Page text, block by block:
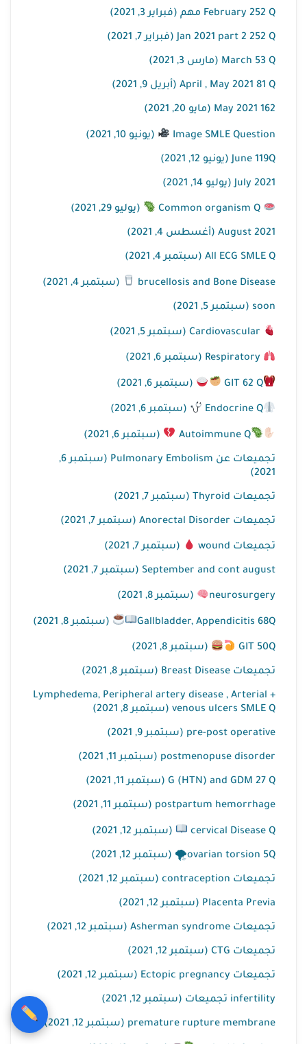
February 252 Q مهم (فبراير 3, 2021)
Jan 2021 part 2 252 Q (فبراير 7, 2021)
March 53 Q (مارس 3, 2021)
April , May 2021 81 Q (أبريل 9, 2021)
May 2021 162 (مايو 20, 2021)
Image SMLE Question (يونيو 10, 2021)
June 119Q (يونيو 12, 2021)
July 2021 (يوليو 14, 2021)
Common organism Q (يوليو 29, 2021)
August 2021 (أغسطس 4, 2021)
All ECG SMLE Q (سبتمبر 4, 2021)
brucellosis and Bone Disease (سبتمبر 4, 2021)
soon (سبتمبر 5, 2021)
GIT 62 Q (سبتمبر 6, 2021)
Endocrine Q (سبتمبر 6, 2021)
Autoimmune Q (سبتمبر 6, 2021)
تجميعات عن Pulmonary Embolism (سبتمبر 6,
2021)
تجميعات Thyroid (سبتمبر 7, 2021)
تجميعات Anorectal Disorder (سبتمبر 7, 2021)
تجميعات wound (سبتمبر 7, 2021)
September and cont august (سبتمبر 7, 2021)
neurosurgery (سبتمبر 8, 2021)
Gallbladder, Appendicitis 68Q (سبتمبر 8, 2021)
GIT 50Q (سبتمبر 8, 2021)
تجميعات Breast Disease (سبتمبر 8, 2021)
Lymphedema, Peripheral artery disease , Arterial +
venous ulcers SMLE Q (سبتمبر 8, 2021)
pre-post operative (سبتمبر 9, 2021)
postmenopuse disorder (سبتمبر 11, 2021)
G (HTN) and GDM 27 Q (سبتمبر 11, 2021)
postpartum hemorrhage (سبتمبر 11, 2021)
cervical Disease Q (سبتمبر 12, 2021)
ovarian torsion 5Q🌪 (سبتمبر 12, 2021)
تجميعات contraception (سبتمبر 12, 2021)
Placenta Previa (سبتمبر 12, 2021)
تجميعات Asherman syndrome (سبتمبر 12, 2021)
تجميعات CTG (سبتمبر 12, 2021)
تجميعات Ectopic pregnancy (سبتمبر 12, 2021)
infertility تجميعات (سبتمبر 12, 2021)
premature rupture membrane (سبتمبر 12, 2021)